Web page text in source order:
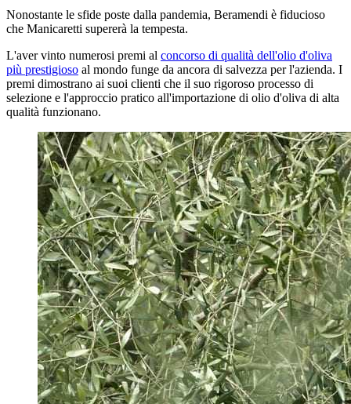
Nonostante le sfide poste dalla pandemia, Beramendi è fiducioso
che Manicaretti supererà la tempesta.
L'aver vinto numerosi premi al concorso di qualità dell'olio d'oliva
più prestigioso al mondo funge da ancora di salvezza per l'azienda. I
premi dimostrano ai suoi clienti che il suo rigoroso processo di
selezione e l'approccio pratico all'importazione di olio d'oliva di alta
qualità funzionano.